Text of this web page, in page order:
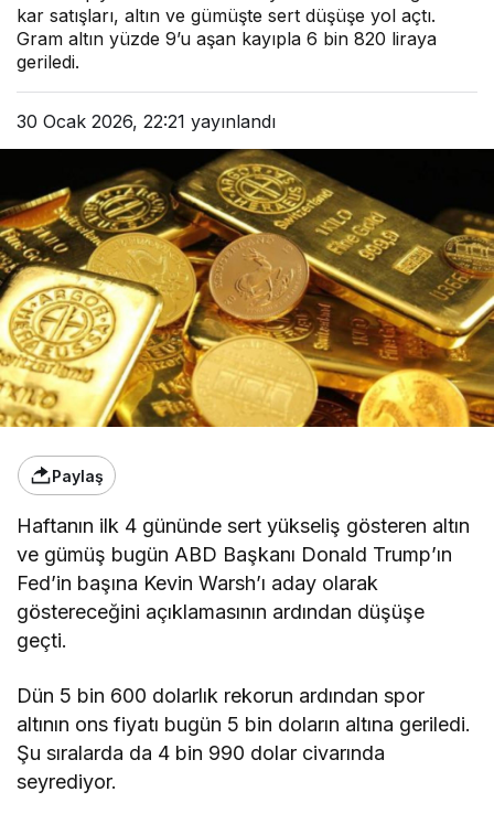
kar satışları, altın ve gümüşte sert düşüşe yol açtı.
Gram altın yüzde 9’u aşan kayıpla 6 bin 820 liraya
geriledi.
30 Ocak 2026, 22:21 yayınlandı
Paylaş
Haftanın ilk 4 gününde sert yükseliş gösteren altın
ve gümüş bugün ABD Başkanı Donald Trump’ın
Fed’in başına Kevin Warsh’ı aday olarak
göstereceğini açıklamasının ardından düşüşe
geçti.
Dün 5 bin 600 dolarlık rekorun ardından spor
altının ons fiyatı bugün 5 bin doların altına geriledi.
Şu sıralarda da 4 bin 990 dolar civarında
seyrediyor.